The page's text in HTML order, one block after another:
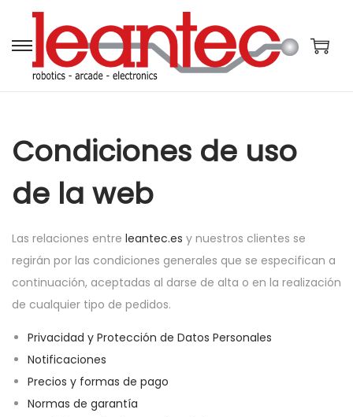
a
a
g
a
a
n
Condiciones de uso
de la web
Las relaciones entre leantec.es y nuestros clientes se
regirán por las condiciones generales que se especifican a
continuación, aceptadas al darse de alta o en la realización
de cualquier tipo de pedidos.
Privacidad y Protección de Datos Personales
Notificaciones
Precios y formas de pago
Normas de garantía